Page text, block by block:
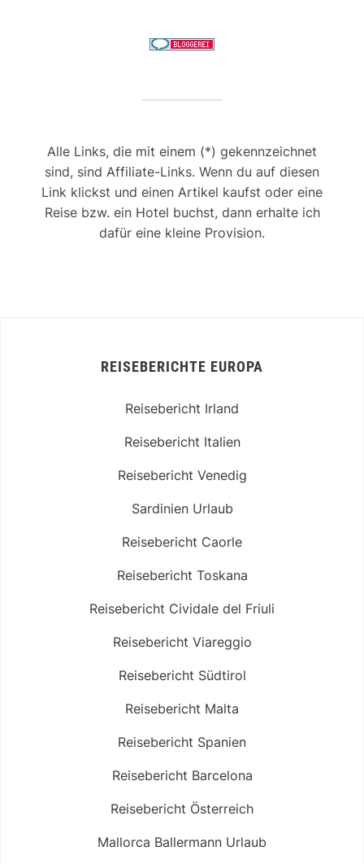
Alle Links, die mit einem (*) gekennzeichnet
sind, sind Affiliate-Links. Wenn du auf diesen
Link klickst und einen Artikel kaufst oder eine
Reise bzw. ein Hotel buchst, dann erhalte ich
dafür eine kleine Provision.
REISEBERICHTE EUROPA
Reisebericht Irland
Reisebericht Italien
Reisebericht Venedig
Sardinien Urlaub
Reisebericht Caorle
Reisebericht Toskana
Reisebericht Cividale del Friuli
Reisebericht Viareggio
Reisebericht Südtirol
Reisebericht Malta
Reisebericht Spanien
Reisebericht Barcelona
Reisebericht Österreich
Mallorca Ballermann Urlaub